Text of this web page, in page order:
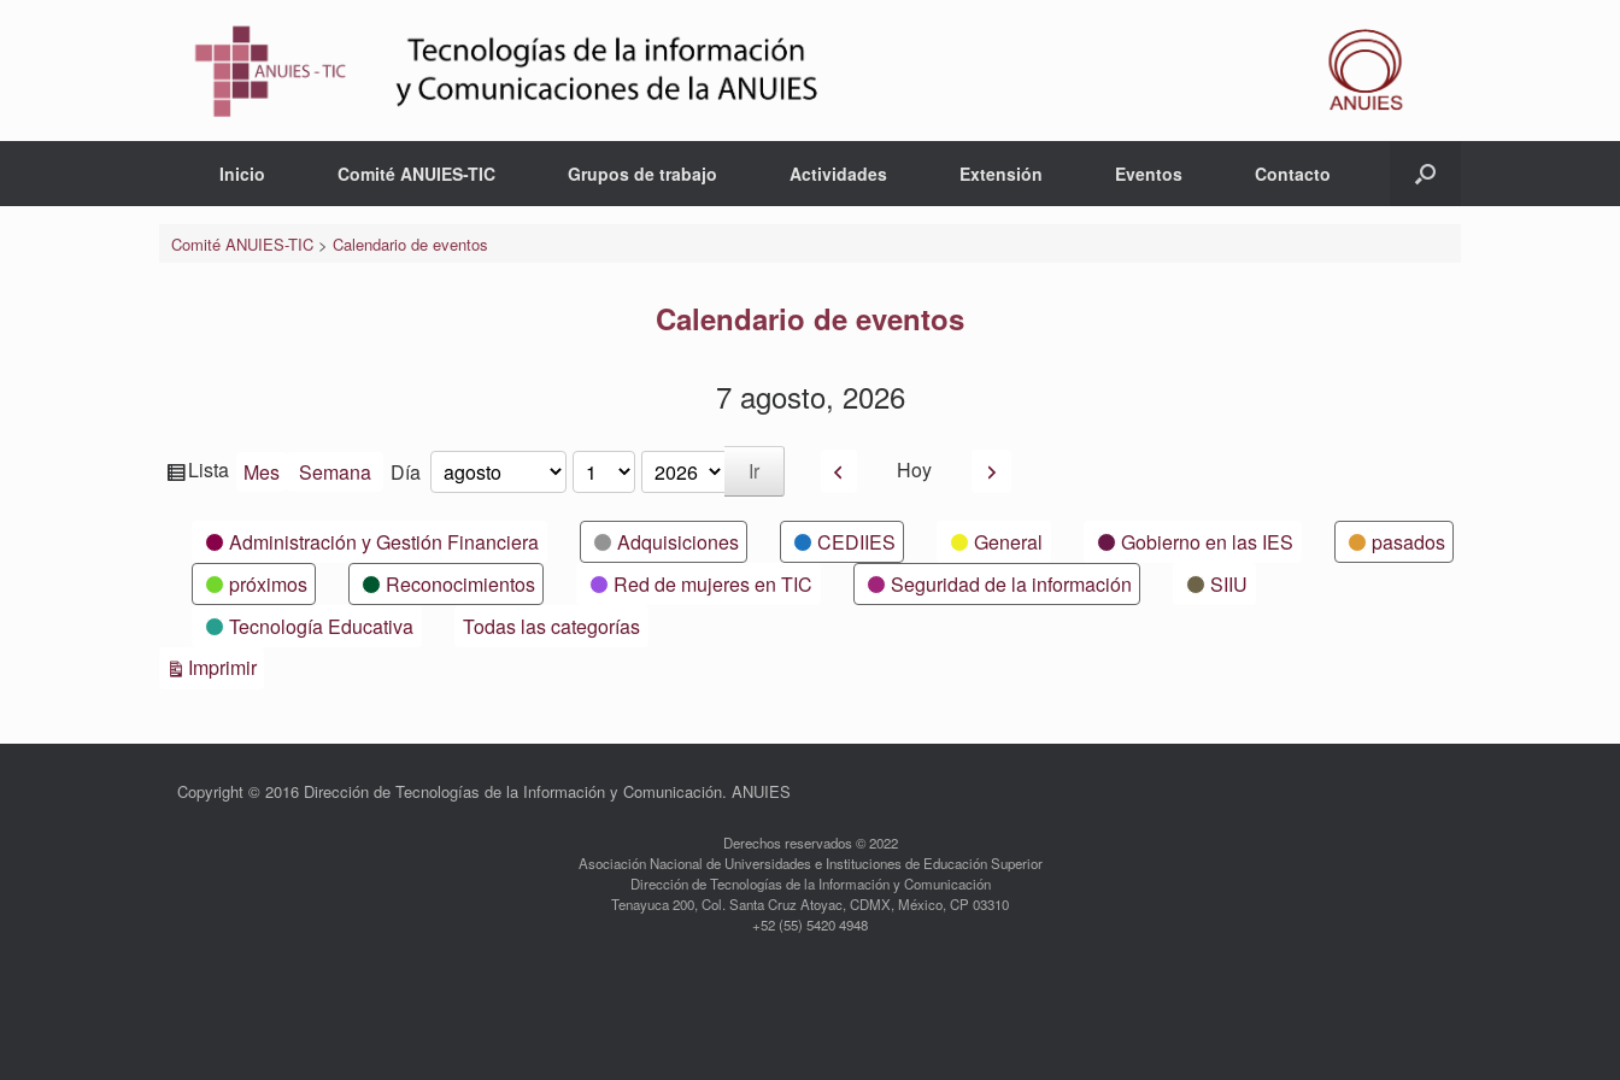
Inicio Comité ANUIES-TIC Grupos de trabajo Actividades Extensión Eventos Contacto
Comité ANUIES-TIC> Calendario de eventos
Calendario de eventos
7 agosto, 2026
Ver
Lista Mes Semana Día Mes
Día
Año AnteriorHoy Siguiente
CategoríasAdministración y Gestión Financiera Adquisiciones CEDIIES General Gobierno en las IES
pasados
próximos
Reconocimientos Red de mujeres en TIC Seguridad de la información
SIIU
Tecnología Educativa
Todas las categorías
ImprimirVistas
Copyright © 2016 Dirección de Tecnologías de la Información y Comunicación. ANUIES
Derechos reservados © 2022
Asociación Nacional de Universidades e Instituciones de Educación Superior
Dirección de Tecnologías de la Información y Comunicación
Tenayuca 200, Col. Santa Cruz Atoyac, CDMX, México, CP 03310
+52 (55) 5420 4948